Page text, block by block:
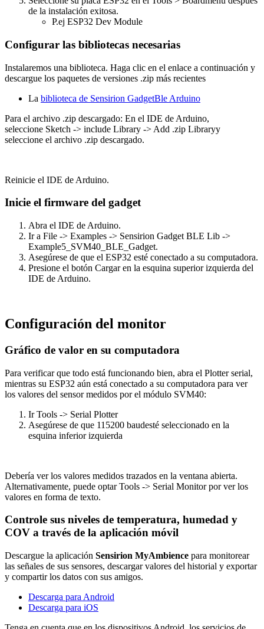
de la instalación exitosa.
P.ej ESP32 Dev Module
Configurar las bibliotecas necesarias
Instalaremos una biblioteca. Haga clic en el enlace a continuación y
descargue los paquetes de versiones .zip más recientes
La biblioteca de Sensirion GadgetBle Arduino
Para el archivo .zip descargado: En el IDE de Arduino,
seleccione Sketch -> include Library -> Add .zip Libraryy
seleccione el archivo .zip descargado.
Reinicie el IDE de Arduino.
Inicie el firmware del gadget
Abra el IDE de Arduino.
Ir a File -> Examples -> Sensirion Gadget BLE Lib ->
Example5_SVM40_BLE_Gadget.
Asegúrese de que el ESP32 esté conectado a su computadora.
Presione el botón Cargar en la esquina superior izquierda del
IDE de Arduino.
Configuración del monitor
Gráfico de valor en su computadora
Para verificar que todo está funcionando bien, abra el Plotter serial,
mientras su ESP32 aún está conectado a su computadora para ver
los valores del sensor medidos por el módulo SVM40:
Ir Tools -> Serial Plotter
Asegúrese de que 115200 baudesté seleccionado en la
esquina inferior izquierda
Debería ver los valores medidos trazados en la ventana abierta.
Alternativamente, puede optar Tools -> Serial Monitor por ver los
valores en forma de texto.
Controle sus niveles de temperatura, humedad y
COV a través de la aplicación móvil
Descargue la aplicación Sensirion MyAmbience para monitorear
las señales de sus sensores, descargar valores del historial y exportar
y compartir los datos con sus amigos.
Descarga para Android
Descarga para iOS